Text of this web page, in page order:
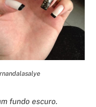
fundo escuro.